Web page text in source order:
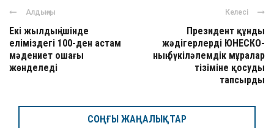
Алдыңғы
Екі жылдың ішінде
еліміздегі 100-ден астам
мәдениет ошағы
жөнделеді
Келесі
Президент құнды
жәдігерлерді ЮНЕСКО-
ның бүкіләлемдік мұралар
тізіміне қосуды
тапсырды
СОҢҒЫ ЖАҢАЛЫҚТАР